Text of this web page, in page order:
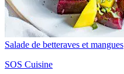
Salade de betteraves et mangues
SOS Cuisine